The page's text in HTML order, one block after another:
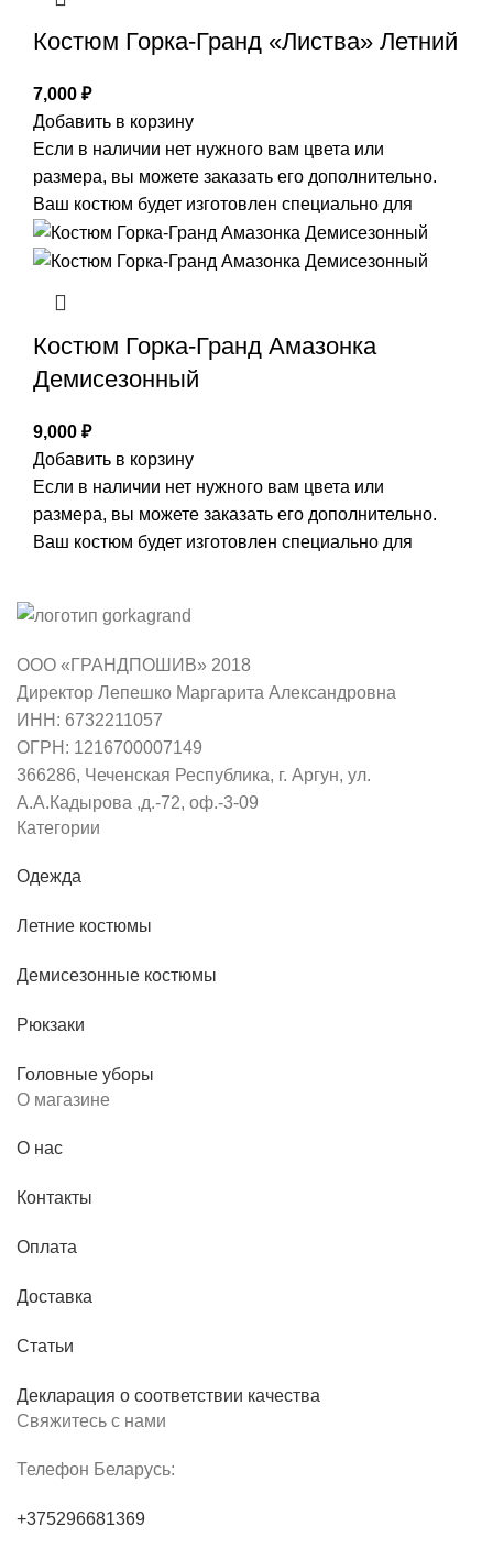
Костюм Горка-Гранд «Листва» Летний
7,000 ₽
Добавить в корзину
Если в наличии нет нужного вам цвета или
размера, вы можете заказать его дополнительно.
Ваш костюм будет изготовлен специально для
Костюм Горка-Гранд Амазонка
Демисезонный
9,000 ₽
Добавить в корзину
Если в наличии нет нужного вам цвета или
размера, вы можете заказать его дополнительно.
Ваш костюм будет изготовлен специально для
ООО «ГРАНДПОШИВ» 2018
Директор Лепешко Маргарита Александровна
ИНН: 6732211057
ОГРН: 1216700007149
366286, Чеченская Республика, г. Аргун, ул.
А.А.Кадырова ,д.-72, оф.-3-09
Категории
Одежда
Летние костюмы
Демисезонные костюмы
Рюкзаки
Головные уборы
О магазине
О нас
Контакты
Оплата
Доставка
Статьи
Декларация о соответствии качества
Свяжитесь с нами
Телефон Беларусь:
+375296681369